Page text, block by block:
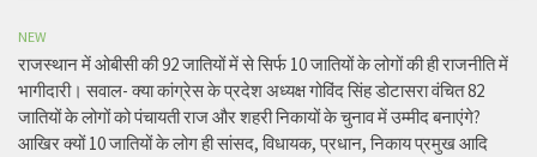
NEW
राजस्थान में ओबीसी की 92 जातियों में से सिर्फ 10 जातियों के लोगों की ही राजनीति में
भागीदारी। सवाल- क्या कांग्रेस के प्रदेश अध्यक्ष गोविंद सिंह डोटासरा वंचित 82
जातियों के लोगों को पंचायती राज और शहरी निकायों के चुनाव में उम्मीद बनाएंगे?
आखिर क्यों 10 जातियों के लोग ही सांसद, विधायक, प्रधान, निकाय प्रमुख आदि